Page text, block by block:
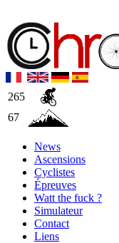
265
67
News
Ascensions
Cyclistes
Épreuves
Watt the fuck ?
Simulateur
Contact
Liens